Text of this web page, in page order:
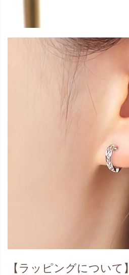
【ラッピングについて】